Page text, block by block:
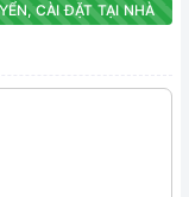
CÀI ĐẶT TẠI NHÀ